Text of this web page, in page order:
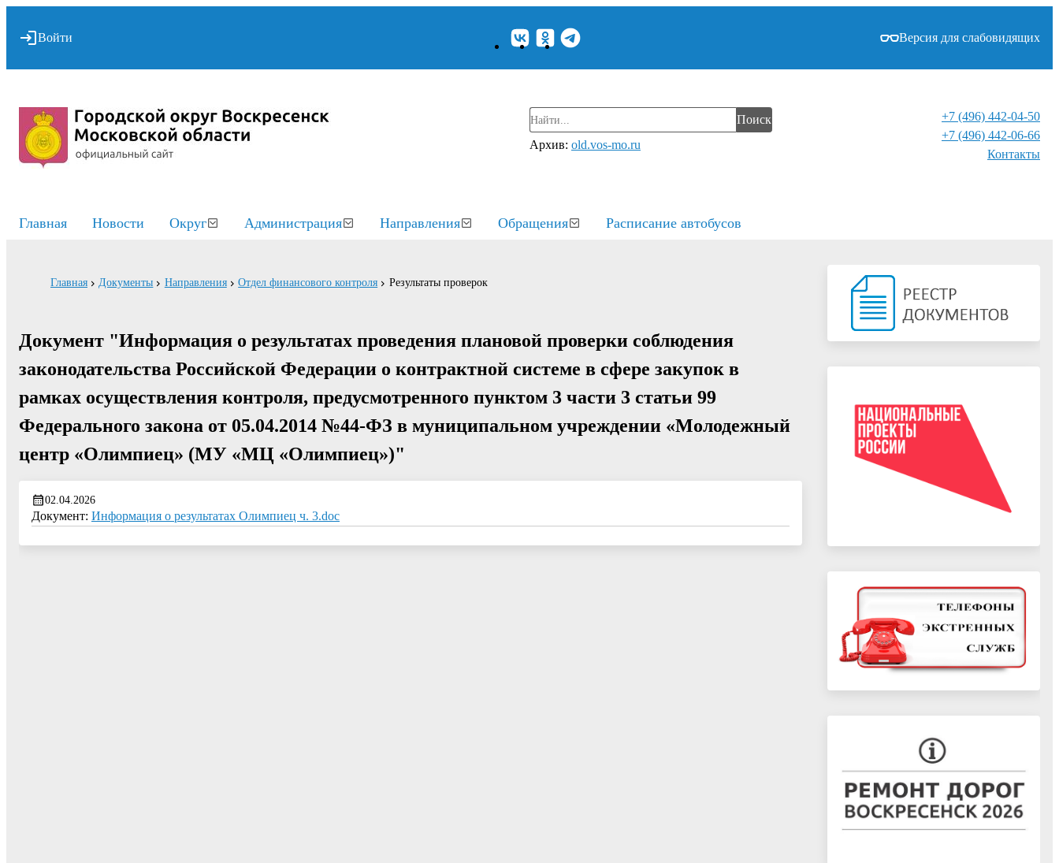
Войти Версия для слабовидящих
Поиск
Архив: old.vos-mo.ru
+7 (496) 442-04-50
+7 (496) 442-06-66
Контакты⁠
Главная Новости Округ Администрация Направления Обращения Расписание автобусов
Главная Документы Направления Отдел финансового контроля Результаты проверок
Документ "Информация о результатах проведения плановой проверки соблюдения
законодательства Российской Федерации о контрактной системе в сфере закупок в
рамках осуществления контроля, предусмотренного пунктом 3 части 3 статьи 99
Федерального закона от 05.04.2014 №44-ФЗ в муниципальном учреждении «Молодежный
центр «Олимпиец» (МУ «МЦ «Олимпиец»)"
02.04.2026
Документ: Информация о результатах Олимпиец ч. 3.doc